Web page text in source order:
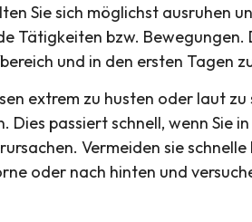
Sie sich möglichst ausruhen
Tätigkeiten bzw. Bewegungen.
und in den ersten Tagen
extrem zu husten oder laut zu
Dies passiert schnell, wenn Sie
Vermeiden sie
oder nach hinten und